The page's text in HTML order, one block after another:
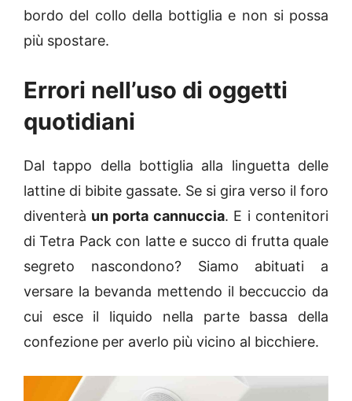
bordo del collo della bottiglia e non si possa
più spostare.
Errori nell’uso di oggetti
quotidiani
Dal tappo della bottiglia alla linguetta delle
lattine di bibite gassate. Se si gira verso il foro
diventerà un porta cannuccia. E i contenitori
di Tetra Pack con latte e succo di frutta quale
segreto nascondono? Siamo abituati a
versare la bevanda mettendo il beccuccio da
cui esce il liquido nella parte bassa della
confezione per averlo più vicino al bicchiere.